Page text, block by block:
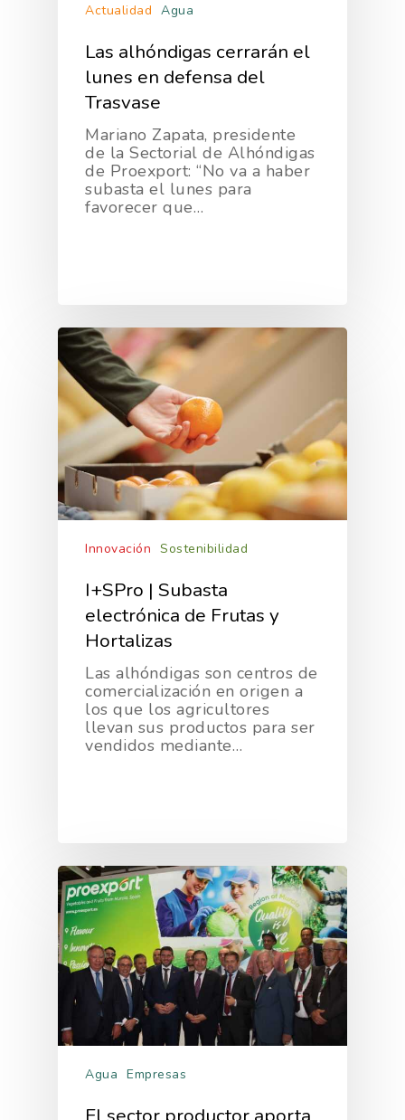
Actualidad Agua
Las alhóndigas cerrarán el
lunes en defensa del
Trasvase
Mariano Zapata, presidente
de la Sectorial de Alhóndigas
de Proexport: “No va a haber
subasta el lunes para
favorecer que…
Innovación Sostenibilidad
I+SPro | Subasta
electrónica de Frutas y
Hortalizas
Las alhóndigas son centros de
comercialización en origen a
los que los agricultores
llevan sus productos para ser
vendidos mediante…
Agua Empresas
Multimedia
Nutrición Y Salud
RSC
Sostenibilidad
Exportaciones 2017
Exportaciones 2015
Juntos Contra El
Proyectos Destacados
Alimentación
Campañas De
Frutas Y Hortalizas
Sostenibilidad
Innovación
Contacto